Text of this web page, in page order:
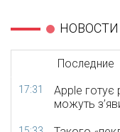
Последние
17:31
Apple готує
можуть